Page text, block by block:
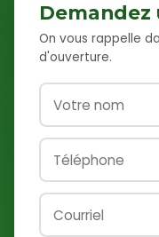
Demandez
On vous rappelle
d'ouverture.